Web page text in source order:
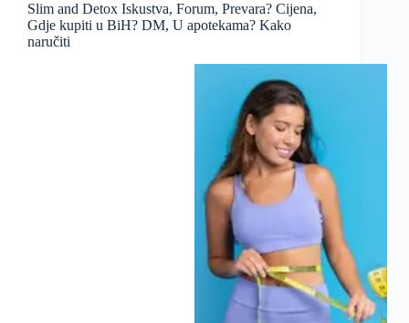
Slim and Detox Iskustva, Forum, Prevara? Cijena,
Gdje kupiti u BiH? DM, U apotekama? Kako
naručiti